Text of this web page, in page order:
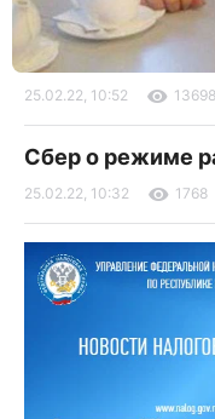
25.02.22, 10:52 13698
Сбер о режиме
25.02.22, 10:32 1768